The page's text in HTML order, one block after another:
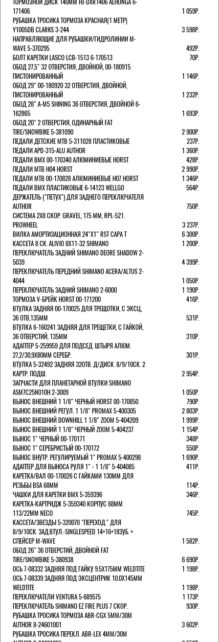
171406
1 059Р.
РУБАШКА ТРОСИКА ТОРМОЗА КРАСНАЯ(1 МЕТР)
Y1005DB CLARKS 3-244
3 598Р.
НАПРАВЛЯЮЩИЕ ДЛЯ РУБАШКИ/ГИДРОЛИНИИ M-
WAVE 5-370295
492Р.
БОЛТ КАРЕТКИ LASCO LCB-1513 6-170513
70Р.
ОБОД 27,5" 32 ОТВЕРСТИЯ, ДВОЙНОЙ, 00-180915
ПИСТОНИРОВАННЫЙ
1 146Р.
ОБОД 29" 00-180920 32 ОТВЕРСТИЯ, ДВОЙНОЙ,
ПИСТОНИРОВАННЫЙ
1 232Р.
ОБОД 28" A-M5 SHINING 36 ОТВЕРСТИЯ, ДВОЙНОЙ 6-
162865
1 693Р.
ОБОД 20" 2 ОТВЕРСТИЯ, ОДИНАРНЫЙ FAT
TIRE/SNOWBIKE 5-381090
2 900Р.
ПЕДАЛИ ДЕТСКИЕ MTB 5-311028 ПЛАСТИКОВЫЕ
237Р.
ПЕДАЛИ APD-315-ALU AUTHOR
1 360Р.
ПЕДАЛИ BMX 00-170340 АЛЮМИНИЕВЫЕ HORST
428Р.
ПЕДАЛИ MTB H04 HORST
2 990Р.
ПЕДАЛИ MTB 00-170828 АЛЮМИНИЕВЫЕ H07 HORST
1 346Р.
ПЕДАЛИ BMX ПЛАСТИКОВЫЕ 6-14123 WELLGO
564Р.
ДЕРЖАТЕЛЬ ("ПЕТУХ") ДЛЯ ЗАДНЕГО ПЕРЕКЛЮЧАТЕЛЯ
AUTHOR
750Р.
СИСТЕМА 2Х8 СКОР. GRAVEL, 175 ММ, RPL-521.
PROWHEEL
3 237Р.
ВИЛКА АМОРТИЗАЦИОННАЯ 24"Х1" RST CAPA Т
6 300Р.
КАССЕТА 8 СК. ALIVIO 8Х11-32 SHIMANO
1 200Р.
ПЕРЕКЛЮЧАТЕЛЬ ЗАДНИЙ SHIMANO DEORE SHADOW 2-
5039
4 399Р.
ПЕРЕКЛЮЧАТЕЛЬ ПЕРЕДНИЙ SHIMANO ACERA/ALTUS 2-
4044
1 050Р.
ПЕРЕКЛЮЧАТЕЛЬ ЗАДНИЙ SHIMANO 2-6000
1 190Р.
ТОРМОЗА V-БРЕЙК HORST 00-171200
416Р.
ВТУЛКА ЗАДНЯЯ 00-170025 ДЛЯ ТРЕЩОТКИ, С ЭКСЦ,
36 ОТВ,135ММ
531Р.
ВТУЛКА 6-160241 ЗАДНЯЯ ДЛЯ ТРЕЩЕТКИ, С ГАЙКОЙ,
36 ОТВЕРСТИЙ, 135ММ
310Р.
АДАПТЕР 5-259959 ДЛЯ ПОДСЕД. ШТЫРЯ АЛЮМ.
27,2/30,9Х80ММ СЕРЕБР.
301Р.
ВТУЛКА 5-32492 ЗАДНЯЯ 32ОТВ. Д/ДИСК. 8/9/10СК. 2
КАРТР. ПОДШ.
2 954Р.
ЗАПЧАСТИ ДЛЯ ПЛАНЕТАРНОЙ ВТУЛКИ SHIMANO
ASM7C25N010H 2-3009
1 050Р.
ВЫНОС ВНЕШНИЙ 1 1/8" ЧЕРНЫЙ HORST 00-170850
790Р.
ВЫНОС ВНЕШНИЙ РЕГУЛ. 1 1/8" PROMAX 5-400305
2 803Р.
ВЫНОС ВНЕШНИЙ DOWNHILL 1 1/8" ZOOM 5-404209
1 999Р.
ВЫНОС ВНЕШНИЙ 1 1/8" ЧЕРНЫЙ ZOOM 5-404237
1 154Р.
ВЫНОС 1" ЧЕРНЫЙ 00-170171
348Р.
ВЫНОС 1" СЕРЕБРИСТЫЙ 00-170172
550Р.
ВЫНОС ВНУТР. РЕГУЛИРУЕМЫЙ 1" PROMAX 5-400298
1 690Р.
АДАПТЕР ДЛЯ ВЫНОСА РУЛЯ 1" - 1 1/8" 5-404085
411Р.
КАРЕТКА/ВАЛ 00-170026 С ГАЙКАМИ 130ММ ДЛЯ
РЕЗЬБЫ BSA 68ММ
114Р.
ЧАШКИ ДЛЯ КАРЕТКИ BMX 5-359396
346Р.
КАРЕТКА-КАРТРИДЖ 5-359340 КОРПУС 68ММ
113/22ММ NECO
745Р.
КАССЕТА/ЗВЕЗДЫ 5-320070 "ПЕРЕХОД." ДЛЯ
8/9/10СК. ЗАД.ВТУЛ.-SINGLESPEED 14+16+18ЗУБ. +
СПЕЙСЕР M-WAVE
1 582Р.
ОБОД 26" 36 ОТВЕРСТИЙ, ДВОЙНОЙ FAT
TIRE/SNOWBIKE 5-380938
6 690Р.
ОСЬ 7-08332 ЗАДНЯЯ ПОД ГАЙКУ 9.5Х175ММ WELDTITE
1 198Р.
ОСЬ 7-08339 ЗАДНЯЯ ПОД ЭКСЦЕНТРИК 10.0Х145ММ
WELDTITE
1 198Р.
ПЕРЕКЛЮЧАТЕЛИ VENTURA 5-689575
1 173Р.
ПЕРЕКЛЮЧАТЕЛЬ SHIMANO EZ FIRE PLUS 7 СКОР.
930Р.
РУБАШКА ТРОСИКА ТОРМОЗА ABR-CGX 5MM/30M
AUTHOR 8-24601001
3 602Р.
РУБАШКА ТРОСИКА ПЕРЕКЛ. ABR-LEX 4MM/30M